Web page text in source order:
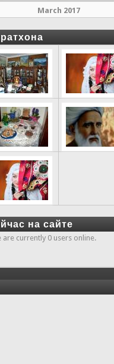
March 2017
на сайте
are currently 0 users online.